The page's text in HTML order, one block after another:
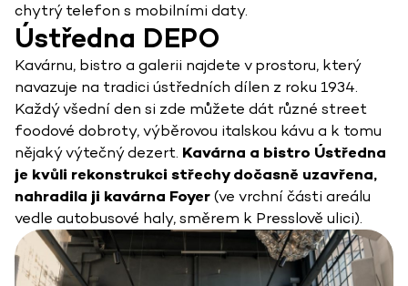
chytrý telefon s mobilními daty.
Ústředna DEPO
Kavárnu, bistro a galerii najdete v prostoru, který
navazuje na tradici ústředních dílen z roku 1934.
Každý všední den si zde můžete dát různé street
foodové dobroty, výběrovou italskou kávu a k tomu
nějaký výtečný dezert. Kavárna a bistro Ústředna
je kvůli rekonstrukci střechy dočasně uzavřena,
nahradila ji kavárna Foyer(ve vrchní části areálu
vedle autobusové haly, směrem k Presslově ulici).